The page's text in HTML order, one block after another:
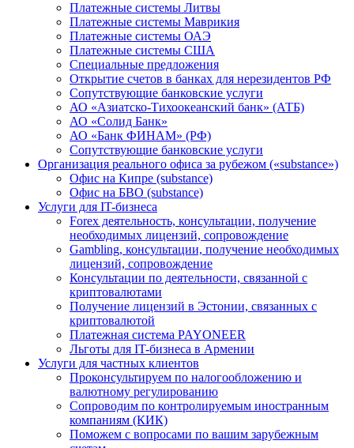
Платежные системы Литвы
Платежные системы Маврикия
Платежные системы ОАЭ
Платежные системы США
Специальные предложения
Открытие счетов в банках для нерезидентов РФ
Сопутствующие банковские услуги
АО «Азиатско-Тихоокеанский банк» (АТБ)
АО «Солид Банк»
АО «Банк ФИНАМ» (РФ)
Сопутствующие банковские услуги
Организация реального офиса за рубежом («substance»)
Офис на Кипре (substance)
Офис на БВО (substance)
Услуги для IT-бизнеса
Forex деятельность, консультации, получение
необходимых лицензий, сопровождение
Gambling, консультации, получение необходимых
лицензий, сопровождение
Консультации по деятельности, связанной с
криптовалютами
Получение лицензий в Эстонии, связанных с
криптовалютой
Платежная система PAYONEER
Льготы для IT-бизнеса в Армении
Услуги для частных клиентов
Проконсультируем по налогообложению и
валютному регулированию
Сопроводим по контролируемым иностранным
компаниям (КИК)
Поможем с вопросами по вашим зарубежным